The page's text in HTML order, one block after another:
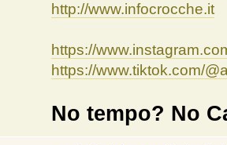
http://www.infocrocche.it
https://
https://www.tiktok.com/
No tempo? No